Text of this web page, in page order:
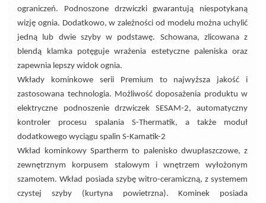
ograniczeń. Podnoszone drzwiczki gwarantują niespotykaną
wizję ognia. Dodatkowo, w zależności od modelu można uchylić
jedną lub dwie szyby w podstawę. Schowana, zlicowana z
blendą klamka potęguje wrażenia estetyczne paleniska oraz
zapewnia lepszy widok ognia.
Wkłady kominkowe serii Premium to najwyższa jakość i
zastosowana technologia. Możliwość doposażenia produktu w
elektryczne podnoszenie drzwiczek SESAM-2, automatyczny
kontroler procesu spalania S-Thermatik, a także moduł
dodatkowego wyciągu spalin S-Kamatik-2
Wkład kominkowy Spartherm to palenisko dwupłaszczowe, z
zewnętrznym korpusem stalowym i wnętrzem wyłożonym
szamotem. Wkład posiada szybę witro-ceramiczną, z systemem
czystej szyby (kurtyna powietrzna). Kominek posiada